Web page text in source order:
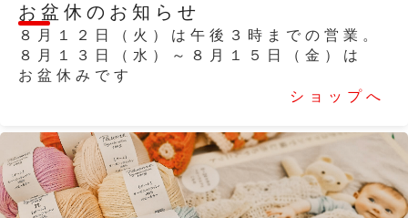
お盆休のお知らせ
８月１２日（火）は午後３時までの営業。
８月１３日（水）～８月１５日（金）は
お盆休みです
ショップへ